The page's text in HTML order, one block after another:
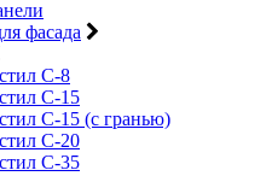
фасада
С-8
С-15
С-15 (с гранью)
С-20
С-35